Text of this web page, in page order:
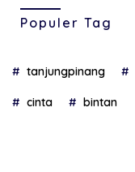
Populer Tag
tanjungpinang
cinta bintan